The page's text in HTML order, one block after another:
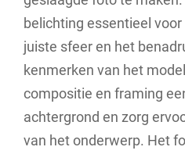
belichting essentieel
juiste sfeer en het
kenmerken van het
compositie en framing
achtergrond en zorg
van het onderwerp. Het